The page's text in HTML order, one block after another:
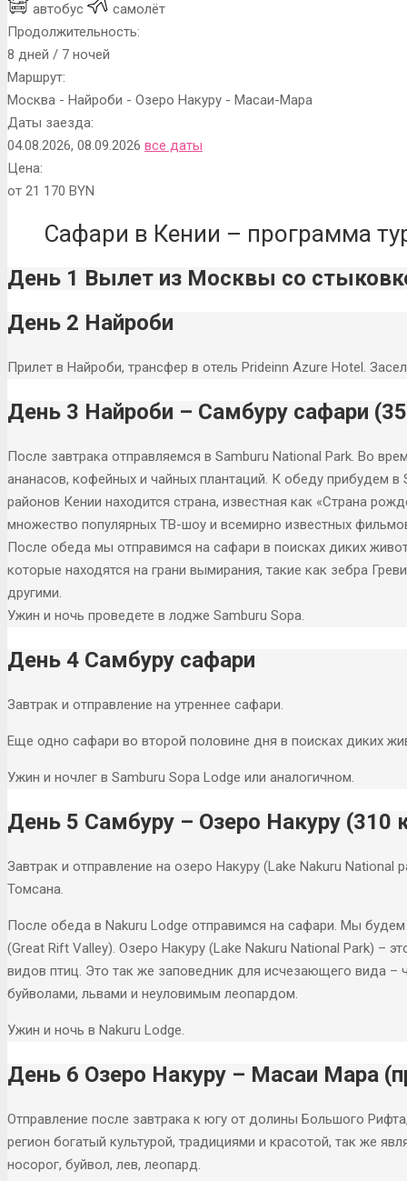
автобус
самолёт
Продолжительность:
8 дней / 7 ночей
Маршрут:
Москва - Найроби - Озеро Накуру - Масаи-Мара
Даты заезда:
04.08.2026, 08.09.2026 все даты
Цена:
от 21 170 BYN
Сафари в Кении – программа
День 1 Вылет из Москвы со
День 2 Найроби
Прилет в Найроби, трансфер в отель Prideinn Azure Hotel.
День 3 Найроби – Самбуру сафари
После завтрака отправляемся в Samburu National Park. Во
ананасов, кофейных и чайных плантаций. К обеду прибудем в
районов Кении находится страна, известная как «Страна
множество популярных ТВ-шоу и всемирно известных
После обеда мы отправимся на сафари в поисках диких
которые находятся на грани вымирания, такие как зебра
другими.
Ужин и ночь проведете в лодже Samburu Sopa.
День 4 Самбуру сафари
Завтрак и отправление на утреннее сафари.
Еще одно сафари во второй половине дня в поисках диких
Ужин и ночлег в Samburu Sopa Lodge или аналогичном.
День 5 Самбуру – Озеро Накуру (310
Завтрак и отправление на озеро Накуру (Lake Nakuru National
Томсана.
После обеда в Nakuru Lodge отправимся на сафари. Мы
(Great Rift Valley). Озеро Накуру (Lake Nakuru National Park) –
видов птиц. Это так же заповедник для исчезающего вида –
буйволами, львами и неуловимым леопардом.
Ужин и ночь в Nakuru Lodge.
День 6 Озеро Накуру – Масаи Мара
Отправление после завтрака к югу от долины Большого
регион богатый культурой, традициями и красотой, так же
носорог, буйвол, лев, леопард.